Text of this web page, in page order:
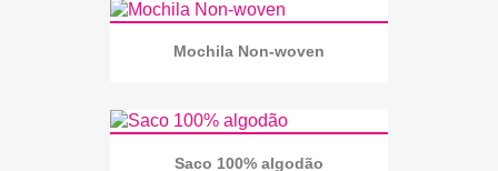
Mochila Non-woven
Saco 100% algodão